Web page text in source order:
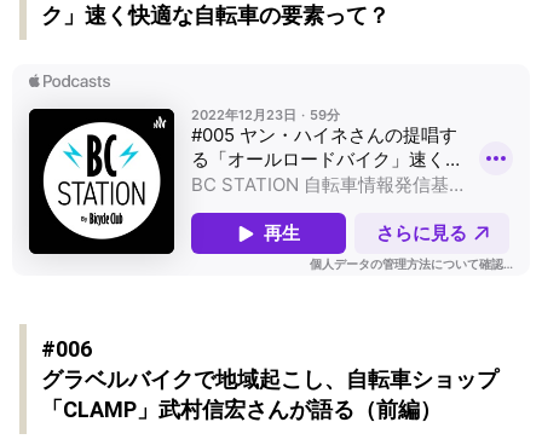
ク」速く快適な自転車の要素って？
#006
グラベルバイクで地域起こし、自転車ショップ
「CLAMP」武村信宏さんが語る（前編）